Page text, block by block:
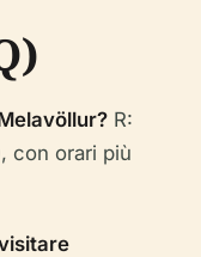
R:
con orari più